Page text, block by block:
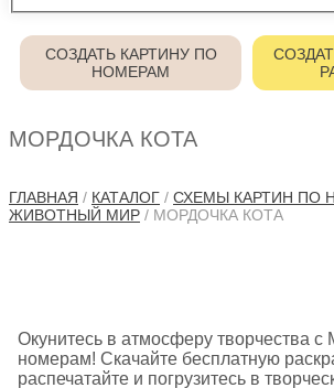
СОЗДАТЬ КАРТИНУ ПО
НОМЕРАМ
МОРДОЧКА КОТА
ГЛАВНАЯ / КАТАЛОГ / СХЕМЫ КАРТИН ПО
ЖИВОТНЫЙ МИР / МОРДОЧКА КОТА
Окунитесь в атмосферу творчества с
номерам! Скачайте бесплатную
распечатайте и погрузитесь в